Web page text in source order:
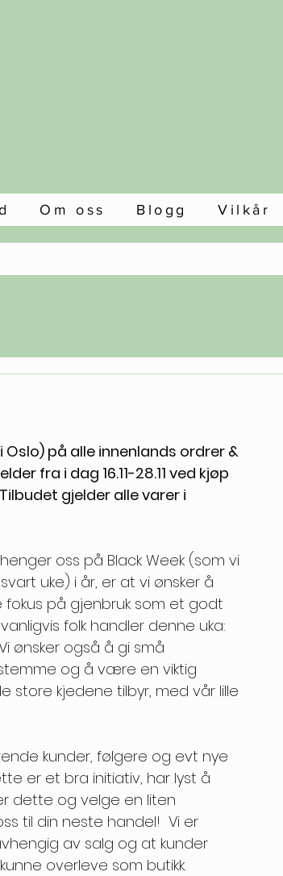
Om oss Blogg Vilkår
på alle innenlands ordrer &
fra i dag 16.11-28.11 ved kjøp
gjelder alle varer i
oss på Black Week (som vi
uke) i år, er at vi ønsker å
fokus på gjenbruk som et godt
folk handler denne uka:
ønsker også å gi små
og å være en viktig
store kjedene tilbyr, med vår lille
kunder, følgere og evt nye
er et bra initiativ, har lyst å
dette og velge en liten
til din neste handel!  Vi er
av salg og at kunder
overleve som butikk.